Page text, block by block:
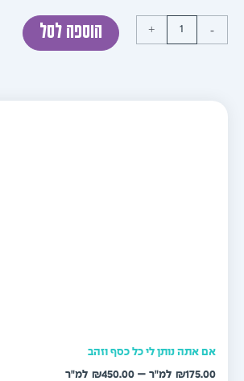
+ הוספה לסל
אתה נותן לי כל כסף וזהב
₪
–
₪450.00
טווח